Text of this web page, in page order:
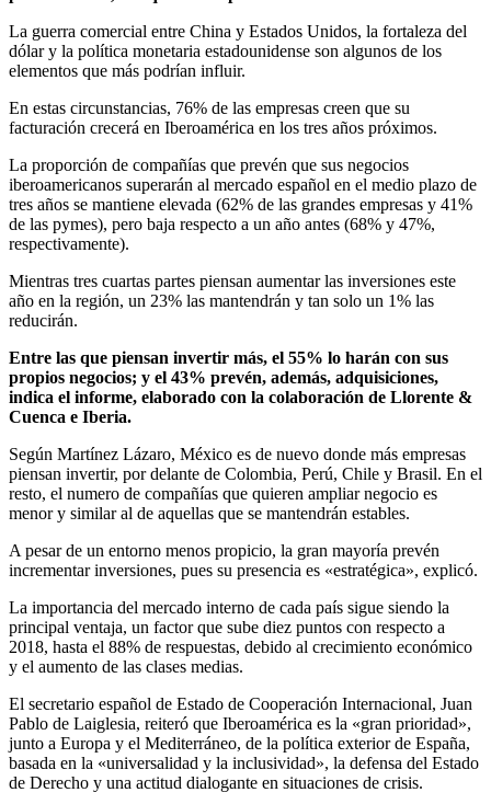
La guerra comercial entre China y Estados Unidos, la fortaleza del
dólar y la política monetaria estadounidense son algunos de los
elementos que más podrían influir.
En estas circunstancias, 76% de las empresas creen que su
facturación crecerá en Iberoamérica en los tres años próximos.
La proporción de compañías que prevén que sus negocios
iberoamericanos superarán al mercado español en el medio plazo de
tres años se mantiene elevada (62% de las grandes empresas y 41%
de las pymes), pero baja respecto a un año antes (68% y 47%,
respectivamente).
Mientras tres cuartas partes piensan aumentar las inversiones este
año en la región, un 23% las mantendrán y tan solo un 1% las
reducirán.
Entre las que piensan invertir más, el 55% lo harán con sus
propios negocios; y el 43% prevén, además, adquisiciones,
indica el informe, elaborado con la colaboración de Llorente &
Cuenca e Iberia.
Según Martínez Lázaro, México es de nuevo donde más empresas
piensan invertir, por delante de Colombia, Perú, Chile y Brasil. En el
resto, el numero de compañías que quieren ampliar negocio es
menor y similar al de aquellas que se mantendrán estables.
A pesar de un entorno menos propicio, la gran mayoría prevén
incrementar inversiones, pues su presencia es «estratégica», explicó.
La importancia del mercado interno de cada país sigue siendo la
principal ventaja, un factor que sube diez puntos con respecto a
2018, hasta el 88% de respuestas, debido al crecimiento económico
y el aumento de las clases medias.
El secretario español de Estado de Cooperación Internacional, Juan
Pablo de Laiglesia, reiteró que Iberoamérica es la «gran prioridad»,
junto a Europa y el Mediterráneo, de la política exterior de España,
basada en la «universalidad y la inclusividad», la defensa del Estado
de Derecho y una actitud dialogante en situaciones de crisis.